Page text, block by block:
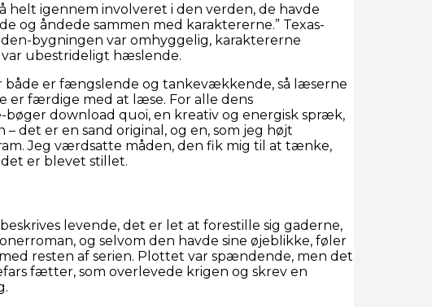
helt igennem involveret i den verden, de havde
og åndede sammen med karaktererne.” Texas-
bygningen var omhyggelig, karaktererne
var ubestrideligt hæslende.
er fængslende og tankevækkende, så læserne
er færdige med at læse. For alle dens
download quoi, en kreativ og energisk spræk,
det er en sand original, og en, som jeg højt
Jeg værdsatte måden, den fik mig til at tænke,
er blevet stillet.
levende, det er let at forestille sig gaderne,
og selvom den havde sine øjeblikke, føler
resten af serien. Plottet var spændende, men det
fætter, som overlevede krigen og skrev en